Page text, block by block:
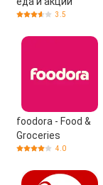
3.5
foodora - Food &
Groceries
4.0